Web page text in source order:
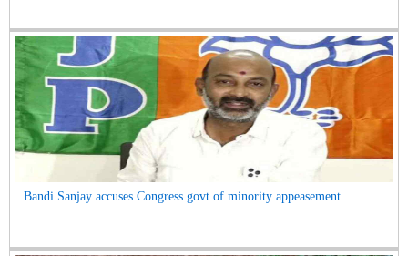
Bandi Sanjay accuses Congress govt of minority appeasement...